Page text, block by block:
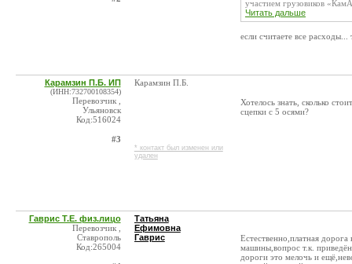
участием грузовиков
Читать дальше
если считаете все расходы...
Карамзин П.Б. ИП
(ИНН:732700108354)
Перевозчик ,
Ульяновск
Код:516024
#3
Карамзин П.Б.
* контакт был изменен или
удален
Хотелось знать, сколько
сцепки с 5 осями?
Гаврис Т.Е. физ.лицо
Перевозчик ,
Ставрополь
Код:265004
Татьяна
Ефимовна
Гаврис
Естественно,платная
машины,вопрос т.к.
дороги это мелочь и